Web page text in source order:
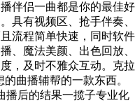
伴侣一曲都是你的最佳好
具有视频区、抢手伴奏、
流程简单快速，同时软件
、魔法美颜、出色回放、
，及时不雅众互动。克拉
曲播辅帮的一款东西。
播后的结果一揽子专业化